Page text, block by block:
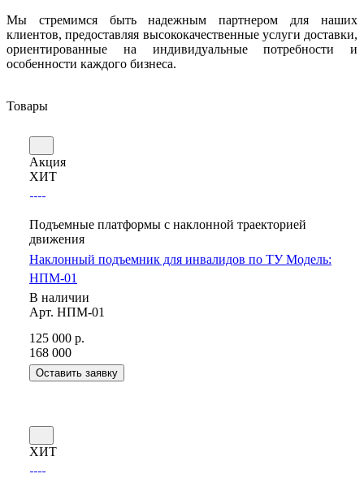
Мы стремимся быть надежным партнером для наших
клиентов, предоставляя высококачественные услуги доставки,
ориентированные на индивидуальные потребности и
особенности каждого бизнеса.
Товары
Акция
ХИТ
Подъемные платформы с наклонной траекторией
движения
Наклонный подъемник для инвалидов по ТУ Модель:
НПМ-01
В наличии
Арт. НПМ-01
125 000 р.
168 000
Оставить заявку
ХИТ